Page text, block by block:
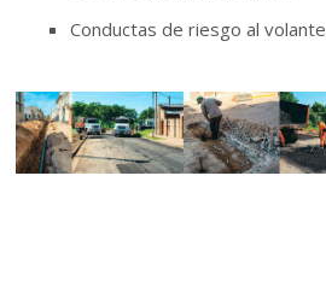
Conductas de riesgo al volante